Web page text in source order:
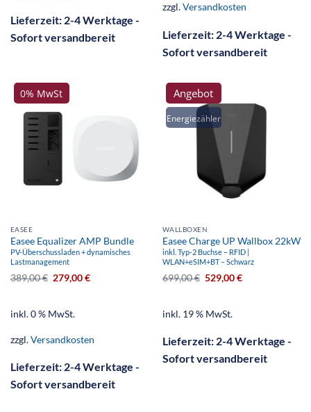
Lieferzeit: 2-4 Werktage -
Sofort versandbereit
zzgl.Versandkosten
Lieferzeit: 2-4 Werktage -
Sofort versandbereit
0% MwSt
EASEE
Easee Equalizer AMP Bundle
PV-Überschussladen + dynamisches
Lastmanagement
389,00€ 279,00€
inkl. 0 % MwSt.
zzgl.Versandkosten
Lieferzeit: 2-4 Werktage -
Sofort versandbereit
Energiezähler
Angebot
WALLBOXEN
Easee Charge UP Wallbox 22kW
inkl. Typ-2 Buchse – RFID |
WLAN+eSIM+BT – Schwarz
699,00€ 529,00€
inkl. 19 % MwSt.
Lieferzeit: 2-4 Werktage -
Sofort versandbereit